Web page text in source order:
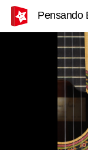
Pensando